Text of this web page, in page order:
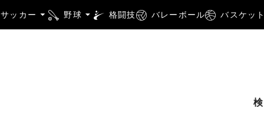
サッカー 野球 格闘技 バレーボール バスケッ